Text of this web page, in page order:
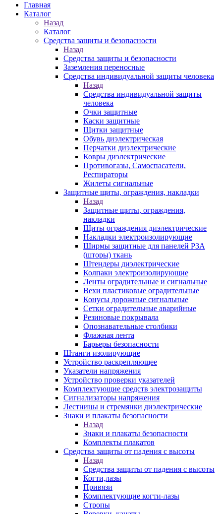
Главная
Каталог
Назад
Каталог
Средства защиты и безопасности
Назад
Средства защиты и безопасности
Заземления переносные
Средства индивидуальной защиты человека
Назад
Средства индивидуальной защиты
человека
Очки защитные
Каски защитные
Щитки защитные
Обувь диэлектрическая
Перчатки диэлектрические
Ковры диэлектрические
Противогазы, Самоспасатели,
Респираторы
Жилеты сигнальные
Защитные щиты, ограждения, накладки
Назад
Защитные щиты, ограждения,
накладки
Щиты ограждения диэлектрические
Накладки электроизолирующие
Ширмы защитные для панелей РЗА
(шторы) ткань
Штендеры диэлектрические
Колпаки электроизолирующие
Ленты оградительные и сигнальные
Вехи пластиковые оградительные
Конусы дорожные сигнальные
Сетки оградительные аварийные
Резиновые покрывала
Опознавательные столбики
Флажная лента
Барьеры безопасности
Штанги изолирующие
Устройство раскрепляющее
Указатели напряжения
Устройство проверки указателей
Комплектующие средств электрозащиты
Сигнализаторы напряжения
Лестницы и стремянки диэлектрические
Знаки и плакаты безопасности
Назад
Знаки и плакаты безопасности
Комплекты плакатов
Средства защиты от падения с высоты
Назад
Средства защиты от падения с высоты
Когти,лазы
Привязи
Комплектующие когти-лазы
Стропы